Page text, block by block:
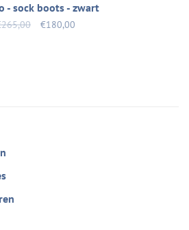
- sock boots - zwart
€180,00